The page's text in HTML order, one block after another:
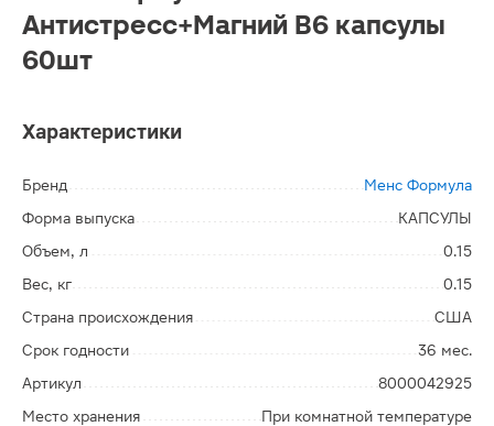
Антистресс+Магний В6 капсулы
60шт
Характеристики
Бренд
Менс Формула
Форма выпуска
КАПСУЛЫ
Объем, л
0.15
Вес, кг
0.15
Страна происхождения
США
Срок годности
36 мес.
Артикул
8000042925
Место хранения
При комнатной температуре